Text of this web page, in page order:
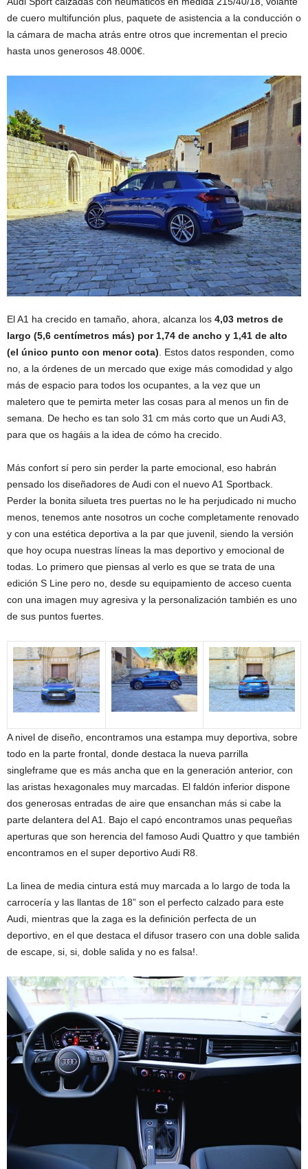
de cuero multifunción plus, paquete de asistencia a la conducción o
la cámara de macha atrás entre otros que incrementan el precio
hasta unos generosos 48.000€.
El A1 ha crecido en tamaño, ahora, alcanza los 4,03 metros de
largo (5,6 centímetros más) por 1,74 de ancho y 1,41 de alto
(el único punto con menor cota) . Estos datos responden, como
no, a la órdenes de un mercado que exige más comodidad y algo
más de espacio para todos los ocupantes, a la vez que un
maletero que te pemirta meter las cosas para al menos un fin de
semana. De hecho es tan solo 31 cm más corto que un Audi A3,
para que os hagáis a la idea de cómo ha crecido.
Más confort sí pero sin perder la parte emocional, eso habrán
pensado los diseñadores de Audi con el nuevo A1 Sportback.
Perder la bonita silueta tres puertas no le ha perjudicado ni mucho
menos, tenemos ante nosotros un coche completamente renovado
y con una estética deportiva a la par que juvenil, siendo la versión
que hoy ocupa nuestras líneas la mas deportivo y emocional de
todas. Lo primero que piensas al verlo es que se trata de una
edición S Line pero no, desde su equipamiento de acceso cuenta
con una imagen muy agresiva y la personalización también es uno
de sus puntos fuertes.
A nivel de diseño, encontramos una estampa muy deportiva, sobre
todo en la parte frontal, donde destaca la nueva parrilla
singleframe que es más ancha que en la generación anterior, con
las aristas hexagonales muy marcadas. El faldón inferior dispone
dos generosas entradas de aire que ensanchan más si cabe la
parte delantera del A1. Bajo el capó encontramos unas pequeñas
aperturas que son herencia del famoso Audi Quattro y que también
encontramos en el super deportivo Audi R8.
La linea de media cintura está muy marcada a lo largo de toda la
carrocería y las llantas de 18” son el perfecto calzado para este
Audi, mientras que la zaga es la definición perfecta de un
deportivo, en el que destaca el difusor trasero con una doble salida
de escape, si, si, doble salida y no es falsa!.